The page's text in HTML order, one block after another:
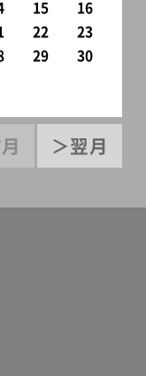
15
16
22
23
29
30
＞翌月